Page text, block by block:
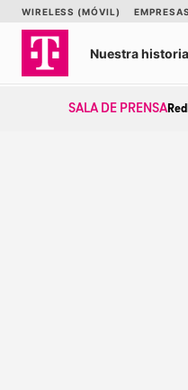
contenido
SALA DE PRENSARed